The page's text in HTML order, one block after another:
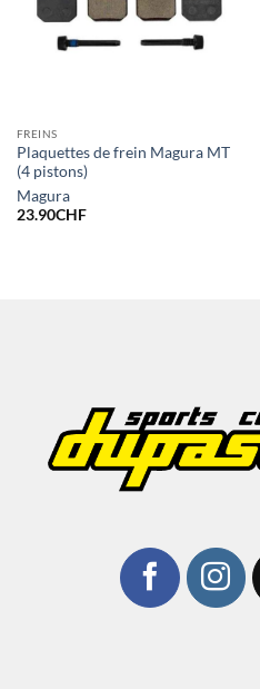
FREINS
Plaquettes de frein Magura MT
(4 pistons)
Magura
23.90CHF